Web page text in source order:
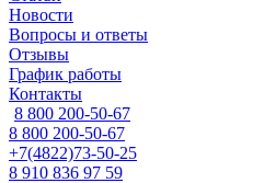
Новости
Вопросы и ответы
Отзывы
График работы
Контакты
8 800 200-50-67
8 800 200-50-67
+7(4822)73-50-25
8 910 836 97 59